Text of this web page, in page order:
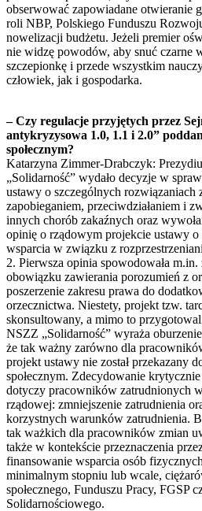
obserwować zapowiadane otwieranie
roli NBP, Polskiego Funduszu
nowelizacji budżetu. Jeżeli premier
nie widzę powodów, aby snuć czarne
szczepionkę i przede wszystkim
człowiek, jak i gospodarka.
– Czy regulacje przyjętych przez
antykryzysowa 1.0, 1.1 i 2.0”
społecznym?
Katarzyna Zimmer-Drabczyk:
„Solidarność” wydało decyzje w
ustawy o szczególnych rozwiązaniach
zapobieganiem, przeciwdziałaniem i
innych chorób zakaźnych oraz
opinię o rządowym projekcie ustawy o
wsparcia w związku z
2. Pierwsza opinia spowodowała
obowiązku zawierania porozumień z
poszerzenie zakresu prawa do
orzecznictwa. Niestety, projekt tzw.
skonsultowany, a mimo to
NSZZ „Solidarność” wyraża
że tak ważny zarówno dla
projekt ustawy nie został przekazany
społecznym. Zdecydowanie
dotyczy pracowników zatrudnionych
rządowej: zmniejszenie zatrudnienia
korzystnych warunków zatrudnienia.
tak ważkich dla pracowników zmian
także w kontekście przeznaczenia
finansowanie wsparcia osób
minimalnym stopniu lub wcale,
społecznego, Funduszu Pracy, FGSP
Solidarnościowego.